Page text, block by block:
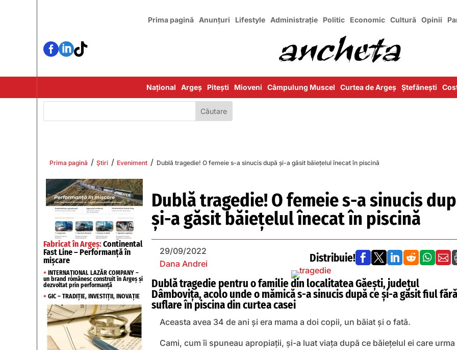
Prima pagină Anunțuri Lifestyle Administrație Politic Economic Cultură Opinii

Național Argeș Pitești Mioveni Câmpulung Muscel Curtea de Argeș Ștefănești
Prima pagină / Știri / Eveniment / Dublă tragedie! O femeie s-a sinucis după și-a găsit băiețelul înecat în piscină
Fabricat în Argeș:Continental
Fast Line – Performanță în
mișcare
+ INTERNAȚIONAL LAZĂR COMPANY –
un brand românesc construit în Argeș și
dezvoltat prin performanță
+ GIC – TRADIȚIE, INVESTIȚII, INOVAȚIE
Dublă tragedie! O femeie s-a sinucis
și-a găsit băiețelul înecat în piscină
29/09/2022
Dana Andrei
Distribuie!      
Dublă tragedie pentru o familie din localitatea Găești, județul
Dâmbovița, acolo unde o mămică s-a sinucis după ce și-a găsit fiul fără
suflare în piscina din curtea casei
Aceasta avea 34 de ani și era mama a doi copii, un băiat și o fată.
Cami, cum îi spuneau apropiații, și-a luat viața după ce băiețelul ei care urma